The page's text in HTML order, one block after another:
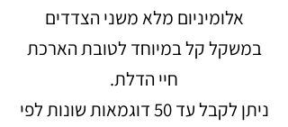
אלומיניום מלא משני הצדדים
במשקל קל במיוחד לטובת הארכת
חיי הדלת.
ניתן לקבל עד 50 דוגמאות שונות לפי